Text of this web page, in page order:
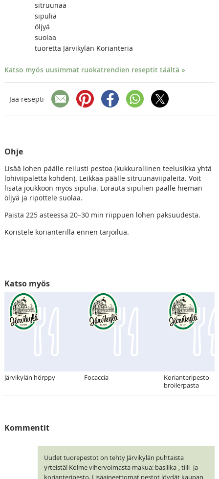
sitruunaa
sipulia
öljyä
suolaa
tuoretta Järvikylän Korianteria
Katso myös uusimmat ruokatrendien reseptit täältä »
Jaa resepti
Ohje
Lisää lohen päälle reilusti pestoa (kukkurallinen teelusikka yhtä
lohiviipaletta kohden). Leikkaa päälle sitruunaviipaleita. Voit
lisätä joukkoon myös sipulia. Lorauta sipulien päälle hieman
öljyä ja ripottele suolaa.
Paista 225 asteessa 20–30 min riippuen lohen paksuudesta.
Koristele korianterilla ennen tarjoilua.
Katso myös
Järvikylän hörppy Focaccia
Korianteripesto-
broilerpasta
Kommentit
Uudet tuorepestot on tehty Järvikylän puhtaista
yrteistä! Kolme vihervoimasta makua: basilika-, tilli- ja
korianteripesto. Lisäaineettomat pestot löydät kaupan